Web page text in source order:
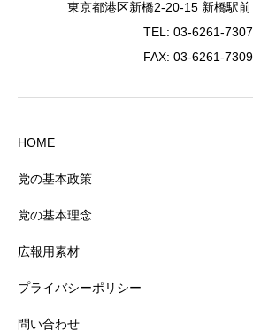
東京都港区新橋2-20-15 新橋駅
TEL: 03-6261-7307
FAX: 03-6261-7309
HOME
党の基本政策
党の基本理念
広報用素材
プライバシーポリシー
問い合わせ